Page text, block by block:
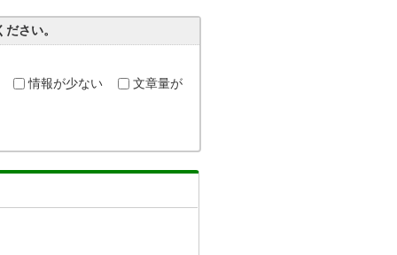
さい。
情報が少ない 文章量が